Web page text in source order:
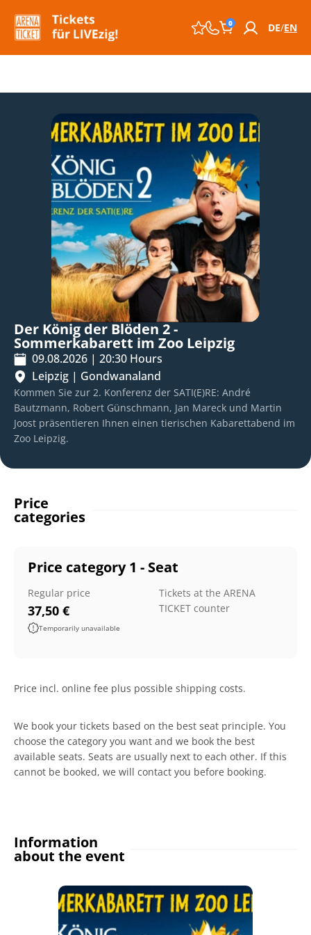
0 DE EN
Der König der Blöden 2 -
Sommerkabarett im Zoo Leipzig
09.08.2026 | 20:30 Hours
Leipzig | Gondwanaland
Kommen Sie zur 2. Konferenz der SATI(E)RE: André
Bautzmann, Robert Günschmann, Jan Mareck und Martin
Joost präsentieren Ihnen einen tierischen Kabarettabend im
Zoo Leipzig.
Price
categories
Price category 1 - Seat
Regular price
37,50 €
Temporarily unavailable
Tickets at the ARENA
TICKET counter
Price incl. online fee plus possible shipping costs.
We book your tickets based on the best seat principle. You
choose the category you want and we book the best
available seats. Seats are usually next to each other. If this
cannot be booked, we will contact you before booking.
Information
about the event